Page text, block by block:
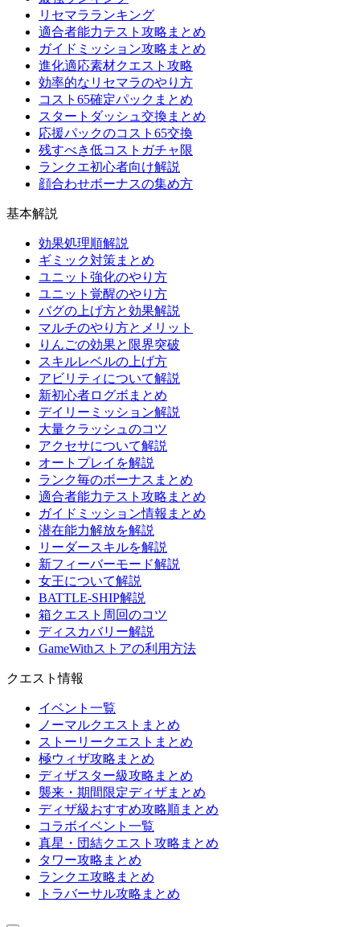
リセマラランキング
適合者能力テスト攻略まとめ
ガイドミッション攻略まとめ
進化適応素材クエスト攻略
効率的なリセマラのやり方
コスト65確定パックまとめ
スタートダッシュ交換まとめ
応援パックのコスト65交換
残すべき低コストガチャ限
ランクエ初心者向け解説
顔合わせボーナスの集め方
基本解説
効果処理順解説
ギミック対策まとめ
ユニット強化のやり方
ユニット覚醒のやり方
バグの上げ方と効果解説
マルチのやり方とメリット
りんごの効果と限界突破
スキルレベルの上げ方
アビリティについて解説
新初心者ログボまとめ
デイリーミッション解説
大量クラッシュのコツ
アクセサについて解説
オートプレイを解説
ランク毎のボーナスまとめ
適合者能力テスト攻略まとめ
ガイドミッション情報まとめ
潜在能力解放を解説
リーダースキルを解説
新フィーバーモード解説
女王について解説
BATTLE-SHIP解説
箱クエスト周回のコツ
ディスカバリー解説
GameWithストアの利用方法
クエスト情報
イベント一覧
ノーマルクエストまとめ
ストーリークエストまとめ
極ウィザ攻略まとめ
ディザスター級攻略まとめ
襲来・期間限定ディザまとめ
ディザ級おすすめ攻略順まとめ
コラボイベント一覧
真星・団結クエスト攻略まとめ
タワー攻略まとめ
ランクエ攻略まとめ
トラバーサル攻略まとめ